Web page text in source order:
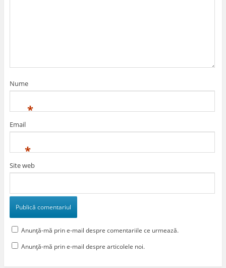
Nume
*
Email
*
Site web
Anunță-mă prin e-mail despre comentariile ce urmează.
Anunță-mă prin e-mail despre articolele noi.